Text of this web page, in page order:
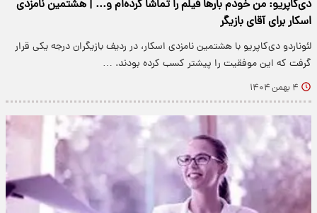
دی‌کاپریو: من خودم بارها فیلم را تماشا کرده‌ام و... | هشتمین نامزدی
اسکار برای آقای بازیگر
لئوناردو دی‌کاپریو با هشتمین نامزدی اسکار، در ردیف بازیگران درجه یکی قرار
گرفت که این موفقیت را پیشتر کسب کرده بودند. …
۴ بهمن ۱۴۰۴